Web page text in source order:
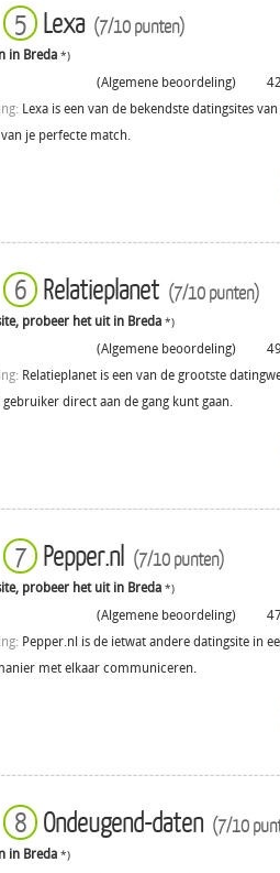
5 Lexa (7/10 punten)
in Breda *)
(Algemene beoordeling)
Lexa is een van de bekendste datingsites
je perfecte match.
6 Relatieplanet (7/10 punten)
probeer het uit in Breda *)
(Algemene beoordeling)
Relatieplanet is een van de grootste
gebruiker direct aan de gang kunt gaan.
7 Pepper.nl (7/10 punten)
probeer het uit in Breda *)
(Algemene beoordeling)
Pepper.nl is de ietwat andere datingsite in
met elkaar communiceren.
8 Ondeugend-daten (7/10
in Breda *)